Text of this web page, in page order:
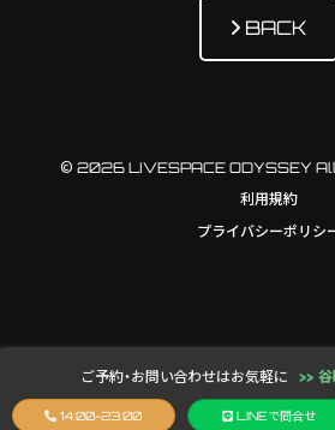
BACK
ご予約・お問い合わせはお気軽に >>
14:00-23:00 LINEで問合せ
© 2026 LIVESPACE ODYSSEY
利用規約
プライバシーポリシ